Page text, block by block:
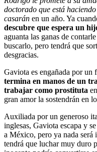
doctorado que está
casarán en un año. Ya
descubre que espera un
aguanta las ganas de
buscarlo, pero tendrá que
desgracias.
Gaviota es engañada por
termina en manos de un
trabajar como prostituta
gran amor la sostendrán en
Auxiliada por un generoso
inglesas, Gaviota escapa y
a México, pero ya nada será
tendrá que luchar muy duro